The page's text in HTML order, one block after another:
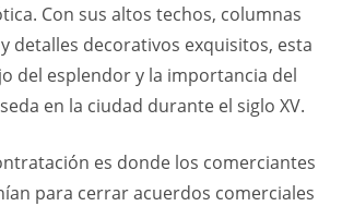
Con sus altos techos, columnas
detalles decorativos exquisitos, esta
del esplendor y la importancia del
en la ciudad durante el siglo XV.
es donde los comerciantes
para cerrar acuerdos comerciales